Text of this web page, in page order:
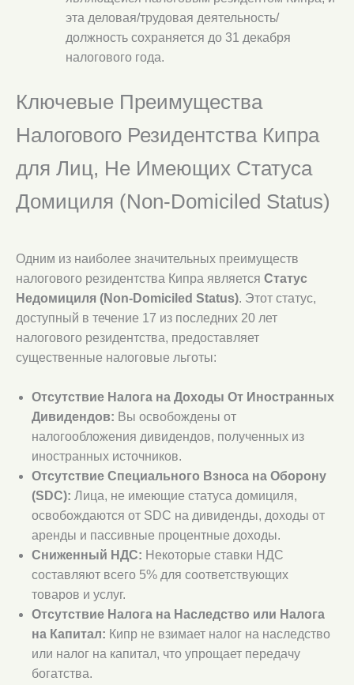
эта деловая/трудовая деятельность/
должность сохраняется до 31 декабря
налогового года.
Ключевые Преимущества
Налогового Резидентства Кипра
для Лиц, Не Имеющих Статуса
Домициля (Non-Domiciled Status)
Одним из наиболее значительных преимуществ
налогового резидентства Кипра является Статус
Недомициля (Non-Domiciled Status). Этот статус,
доступный в течение 17 из последних 20 лет
налогового резидентства, предоставляет
существенные налоговые льготы:
Отсутствие Налога на Доходы От Иностранных
Дивидендов: Вы освобождены от
налогообложения дивидендов, полученных из
иностранных источников.
Отсутствие Специального Взноса на Оборону
(SDC): Лица, не имеющие статуса домициля,
освобождаются от SDC на дивиденды, доходы от
аренды и пассивные процентные доходы.
Сниженный НДС: Некоторые ставки НДС
составляют всего 5% для соответствующих
товаров и услуг.
Отсутствие Налога на Наследство или Налога
на Капитал: Кипр не взимает налог на наследство
или налог на капитал, что упрощает передачу
богатства.